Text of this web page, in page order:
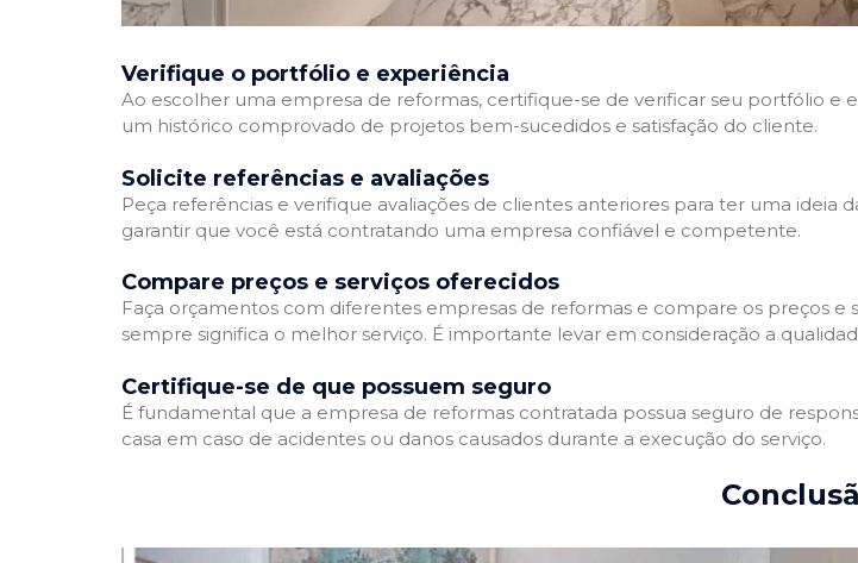
Verifique o portfólio e experiência
Ao escolher uma empresa de reformas, certifique-se de verificar seu portfólio e
um histórico comprovado de projetos bem-sucedidos e satisfação do cliente.
Solicite referências e avaliações
Peça referências e verifique avaliações de clientes anteriores para ter uma ideia
garantir que você está contratando uma empresa confiável e competente.
Compare preços e serviços oferecidos
Faça orçamentos com diferentes empresas de reformas e compare os preços
sempre significa o melhor serviço. É importante levar em consideração a
Certifique-se de que possuem seguro
É fundamental que a empresa de reformas contratada possua seguro de
casa em caso de acidentes ou danos causados durante a execução do serviço.